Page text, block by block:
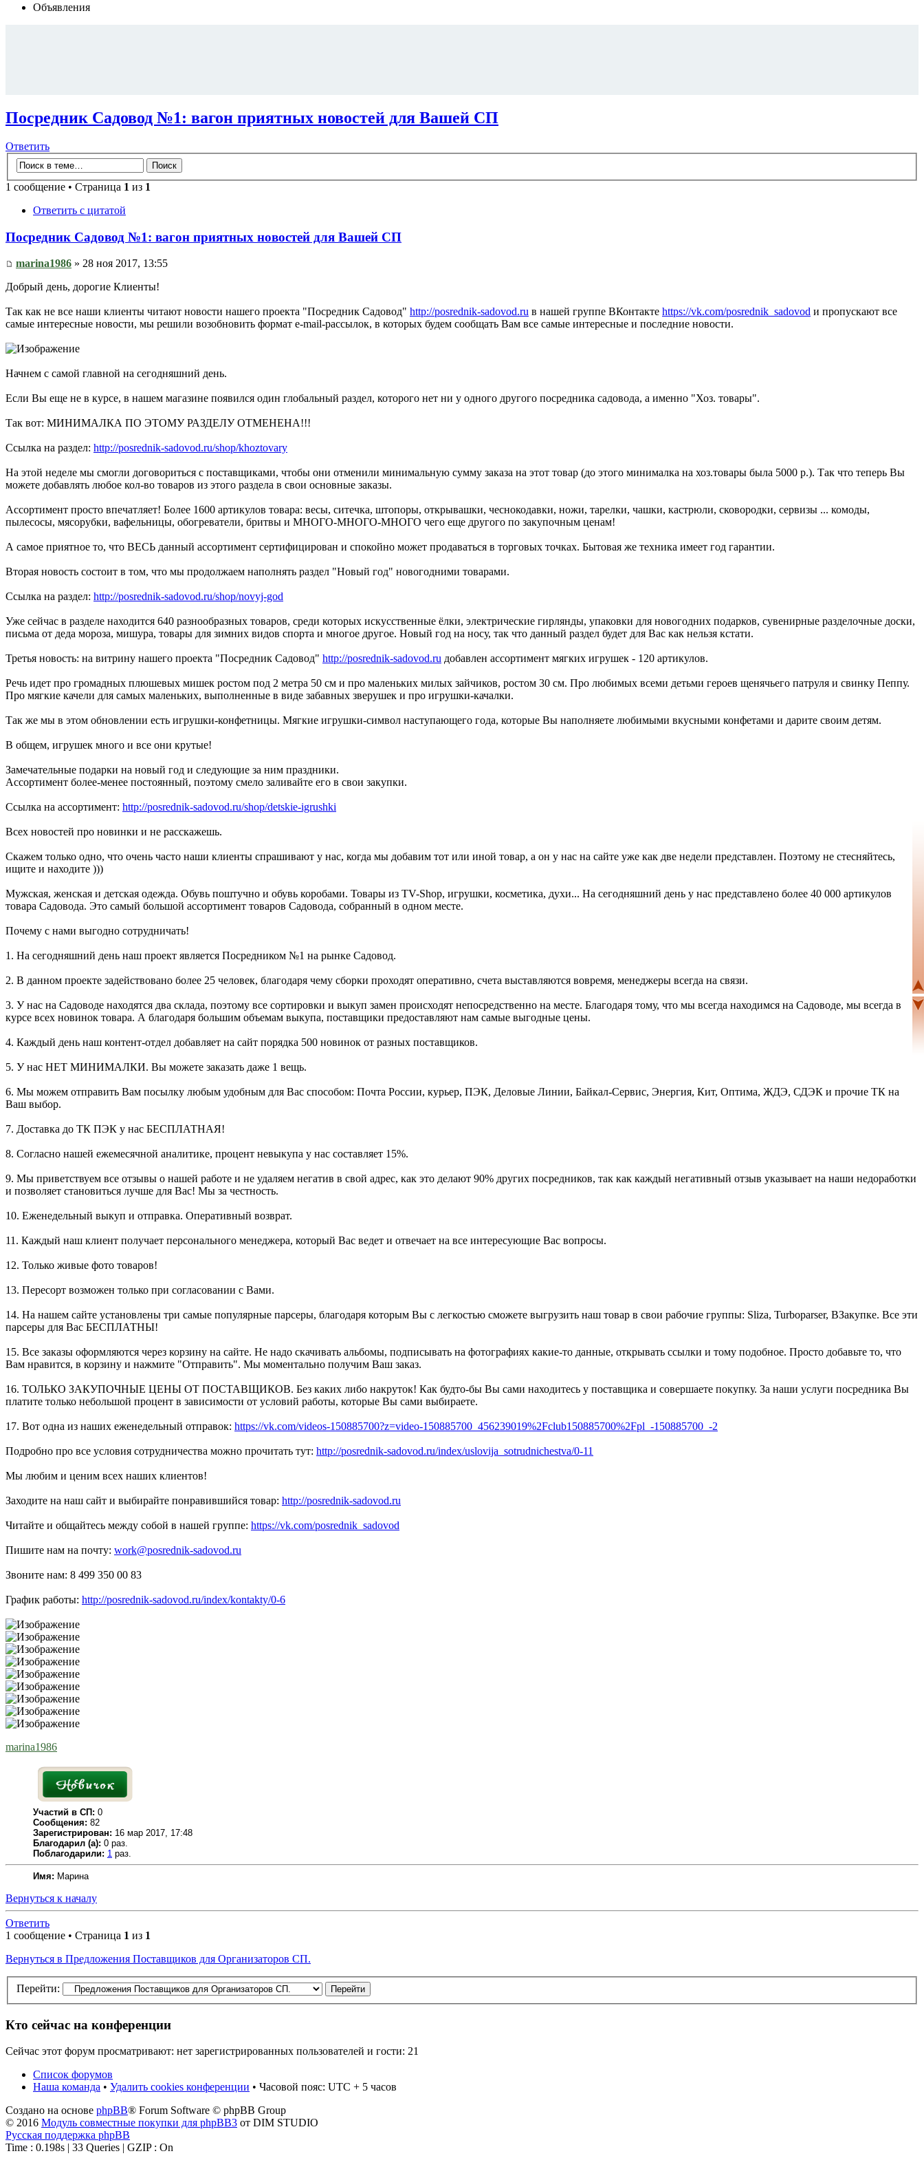
Объявления
Посредник Садовод №1: вагон приятных новостей для Вашей СП
Ответить
1 сообщение • Страница 1 из 1
Ответить с цитатой
Посредник Садовод №1: вагон приятных новостей для Вашей СП
marina1986 » 28 ноя 2017, 13:55
Добрый день, дорогие Клиенты!
Так как не все наши клиенты читают новости нашего проекта "Посредник Садовод" http://posrednik-sadovod.ru в нашей группе ВКонтакте https://vk.com/posrednik_sadovod и пропускают все
самые интересные новости, мы решили возобновить формат e-mail-рассылок, в которых будем сообщать Вам все самые интересные и последние новости.
Начнем с самой главной на сегодняшний день.
Если Вы еще не в курсе, в нашем магазине появился один глобальный раздел, которого нет ни у одного другого посредника садовода, а именно "Хоз. товары".
Так вот: МИНИМАЛКА ПО ЭТОМУ РАЗДЕЛУ ОТМЕНЕНА!!!
Ссылка на раздел: http://posrednik-sadovod.ru/shop/khoztovary
На этой неделе мы смогли договориться с поставщиками, чтобы они отменили минимальную сумму заказа на этот товар (до этого минималка на хоз.товары была 5000 р.). Так что теперь Вы
можете добавлять любое кол-во товаров из этого раздела в свои основные заказы.
Ассортимент просто впечатляет! Более 1600 артикулов товара: весы, ситечка, штопоры, открывашки, чеснокодавки, ножи, тарелки, чашки, кастрюли, сковородки, сервизы ... комоды,
пылесосы, мясорубки, вафельницы, обогреватели, бритвы и МНОГО-МНОГО-МНОГО чего еще другого по закупочным ценам!
А самое приятное то, что ВЕСЬ данный ассортимент сертифицирован и спокойно может продаваться в торговых точках. Бытовая же техника имеет год гарантии.
Вторая новость состоит в том, что мы продолжаем наполнять раздел "Новый год" новогодними товарами.
Ссылка на раздел: http://posrednik-sadovod.ru/shop/novyj-god
Уже сейчас в разделе находится 640 разнообразных товаров, среди которых искусственные ёлки, электрические гирлянды, упаковки для новогодних подарков, сувенирные разделочные доски,
письма от деда мороза, мишура, товары для зимних видов спорта и многое другое. Новый год на носу, так что данный раздел будет для Вас как нельзя кстати.
Третья новость: на витрину нашего проекта "Посредник Садовод" http://posrednik-sadovod.ru добавлен ассортимент мягких игрушек - 120 артикулов.
Речь идет про громадных плюшевых мишек ростом под 2 метра 50 см и про маленьких милых зайчиков, ростом 30 см. Про любимых всеми детьми героев щенячьего патруля и свинку Пеппу.
Про мягкие качели для самых маленьких, выполненные в виде забавных зверушек и про игрушки-качалки.
Так же мы в этом обновлении есть игрушки-конфетницы. Мягкие игрушки-символ наступающего года, которые Вы наполняете любимыми вкусными конфетами и дарите своим детям.
В общем, игрушек много и все они крутые!
Замечательные подарки на новый год и следующие за ним праздники.
Ассортимент более-менее постоянный, поэтому смело заливайте его в свои закупки.
Ссылка на ассортимент: http://posrednik-sadovod.ru/shop/detskie-igrushki
Всех новостей про новинки и не расскажешь.
Скажем только одно, что очень часто наши клиенты спрашивают у нас, когда мы добавим тот или иной товар, а он у нас на сайте уже как две недели представлен. Поэтому не стесняйтесь,
ищите и находите )))
Мужская, женская и детская одежда. Обувь поштучно и обувь коробами. Товары из TV-Shop, игрушки, косметика, духи... На сегодняшний день у нас представлено более 40 000 артикулов
товара Садовода. Это самый большой ассортимент товаров Садовода, собранный в одном месте.
Почему с нами выгодно сотрудничать!
1. На сегодняшний день наш проект является Посредником №1 на рынке Садовод.
2. В данном проекте задействовано более 25 человек, благодаря чему сборки проходят оперативно, счета выставляются вовремя, менеджеры всегда на связи.
3. У нас на Садоводе находятся два склада, поэтому все сортировки и выкуп замен происходят непосредственно на месте. Благодаря тому, что мы всегда находимся на Садоводе, мы всегда в
курсе всех новинок товара. А благодаря большим объемам выкупа, поставщики предоставляют нам самые выгодные цены.
4. Каждый день наш контент-отдел добавляет на сайт порядка 500 новинок от разных поставщиков.
5. У нас НЕТ МИНИМАЛКИ. Вы можете заказать даже 1 вещь.
6. Мы можем отправить Вам посылку любым удобным для Вас способом: Почта России, курьер, ПЭК, Деловые Линии, Байкал-Сервис, Энергия, Кит, Оптима, ЖДЭ, СДЭК и прочие ТК на
Ваш выбор.
7. Доставка до ТК ПЭК у нас БЕСПЛАТНАЯ!
8. Согласно нашей ежемесячной аналитике, процент невыкупа у нас составляет 15%.
9. Мы приветствуем все отзывы о нашей работе и не удаляем негатив в свой адрес, как это делают 90% других посредников, так как каждый негативный отзыв указывает на наши недоработки
и позволяет становиться лучше для Вас! Мы за честность.
10. Еженедельный выкуп и отправка. Оперативный возврат.
11. Каждый наш клиент получает персонального менеджера, который Вас ведет и отвечает на все интересующие Вас вопросы.
12. Только живые фото товаров!
13. Пересорт возможен только при согласовании с Вами.
14. На нашем сайте установлены три самые популярные парсеры, благодаря которым Вы с легкостью сможете выгрузить наш товар в свои рабочие группы: Sliza, Turboparser, ВЗакупке. Все эти
парсеры для Вас БЕСПЛАТНЫ!
15. Все заказы оформляются через корзину на сайте. Не надо скачивать альбомы, подписывать на фотографиях какие-то данные, открывать ссылки и тому подобное. Просто добавьте то, что
Вам нравится, в корзину и нажмите "Отправить". Мы моментально получим Ваш заказ.
16. ТОЛЬКО ЗАКУПОЧНЫЕ ЦЕНЫ ОТ ПОСТАВЩИКОВ. Без каких либо накруток! Как будто-бы Вы сами находитесь у поставщика и совершаете покупку. За наши услуги посредника Вы
платите только небольшой процент в зависимости от условий работы, которые Вы сами выбираете.
17. Вот одна из наших еженедельный отправок: https://vk.com/videos-150885700?z=video-150885700_456239019%2Fclub150885700%2Fpl_-150885700_-2
Подробно про все условия сотрудничества можно прочитать тут: http://posrednik-sadovod.ru/index/uslovija_sotrudnichestva/0-11
Мы любим и ценим всех наших клиентов!
Заходите на наш сайт и выбирайте понравившийся товар: http://posrednik-sadovod.ru
Читайте и общайтесь между собой в нашей группе: https://vk.com/posrednik_sadovod
Пишите нам на почту: work@posrednik-sadovod.ru
Звоните нам: 8 499 350 00 83
График работы: http://posrednik-sadovod.ru/index/kontakty/0-6
marina1986
Участий в СП: 0
Сообщения: 82
Зарегистрирован: 16 мар 2017, 17:48
Благодарил (а): 0 раз.
Поблагодарили: 1 раз.
Имя: Марина
Вернуться к началу
Ответить
1 сообщение • Страница 1 из 1
Вернуться в Предложения Поставщиков для Организаторов СП.
Перейти:
Кто сейчас на конференции
Сейчас этот форум просматривают: нет зарегистрированных пользователей и гости: 21
Список форумов
Наша команда • Удалить cookies конференции • Часовой пояс: UTC + 5 часов
Создано на основе phpBB® Forum Software © phpBB Group
© 2016 Модуль совместные покупки для phpBB3 от DIM STUDIO
Русская поддержка phpBB
Time : 0.198s | 33 Queries | GZIP : On